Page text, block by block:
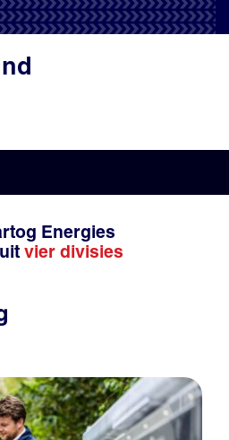
Energies
vier divisies